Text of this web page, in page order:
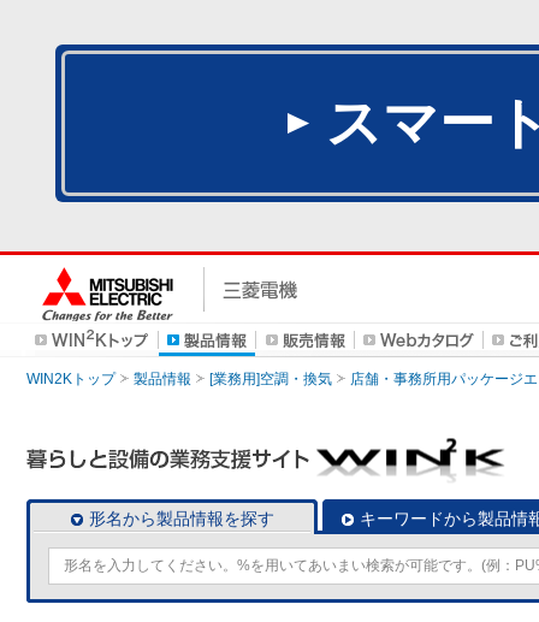
スマー
WIN2Kトップ 製品情報 [業務用]空調・換気 店舗・事務所用パッケージ
形名から製品情報を探す キーワードから製品情